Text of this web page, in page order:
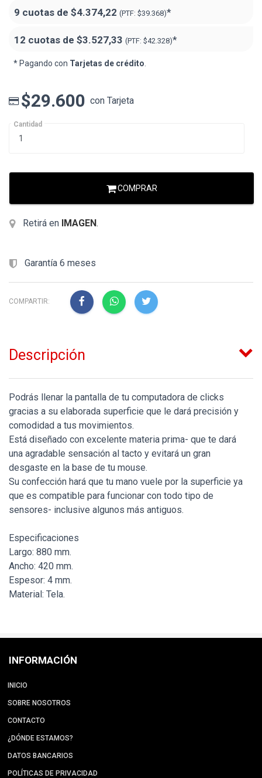
9 cuotas de $4.374,22 (PTF: $39.368)*
12 cuotas de $3.527,33 (PTF: $42.328)*
* Pagando con Tarjetas de crédito
$29.600 con Tarjeta
Cantidad
COMPRAR
Retirá en IMAGEN.
Garantía 6 meses
COMPARTIR:
Descripción
Podrás llenar la pantalla de tu computadora de clicks
gracias a su elaborada superficie que le dará precisión y
comodidad a tus movimientos.
Está diseñado con excelente materia prima- que te dará
una agradable sensación al tacto y evitará un gran
desgaste en la base de tu mouse.
Su confección hará que tu mano vuele por la superficie ya
que es compatible para funcionar con todo tipo de
sensores- inclusive algunos más antiguos.
Especificaciones
Largo: 880 mm.
Ancho: 420 mm.
Espesor: 4 mm.
Material: Tela.
INFORMACIÓN
INICIO
SOBRE NOSOTROS
CONTACTO
¿DÓNDE ESTAMOS?
DATOS BANCARIOS
POLÍTICAS DE PRIVACIDAD